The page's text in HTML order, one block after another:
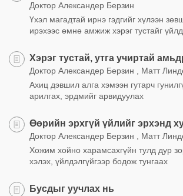
Доктор Александер Берзин
Үхэл магадтай ирнэ гэдгийг хүлээн
ирэхээс өмнө амжиж хэрэг тустайг
Хэрэг тустай, утга учиртай
Доктор Александер Берзин , Матт
Ахиц дэвшил алга хэмээн гутарч
арилгах, эрдмийг арвидуулах
Өөрийн эрхгүй үйлийг эрхэнд
Доктор Александер Берзин , Матт
Хожим хойно харамсахгүйн тулд дур
хэлэх, үйлдэлгүйгээр бодож тунгаах
Бусдыг уучлах нь